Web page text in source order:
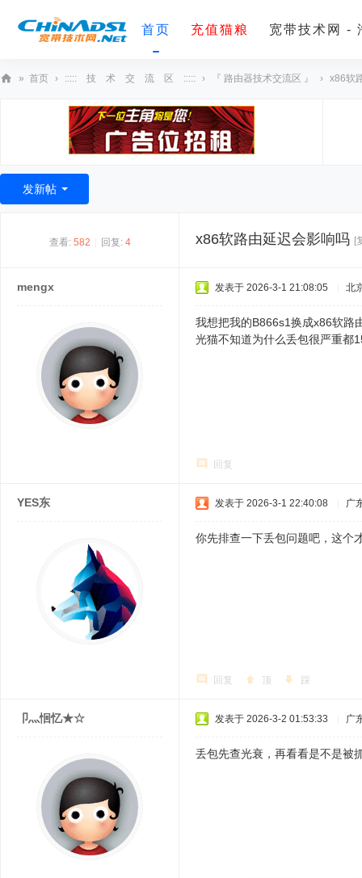
首页 充值猫粮 宽带技术网 -
术
» 首页 › ::::: 技 术 交 流 区 ::::: › 『 路由器技术交流区 』 › x86软
发新帖
查看: 582 回复: 4 x86软路由延迟会影响吗 [
mengx 发表于 2026-3-1 21:08:05 北
我想把我的B866s1换成x86软路
光猫不知道为什么丢包很严重都
回复
YES东 发表于 2026-3-1 22:40:08 广
你先排查一下丢包问题吧，这个
回复 顶 踩
卩灬恛忆★☆ 发表于 2026-3-2 01:53:33 广
丢包先查光衰，再看看是不是被